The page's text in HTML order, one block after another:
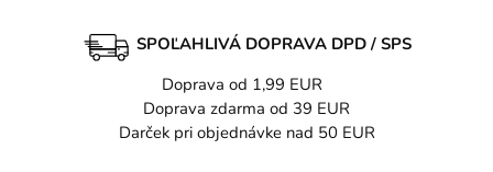
SPOĽAHLIVÁ DOPRAVA DPD / SPS
Doprava od 1,99 EUR
Doprava zdarma od 39 EUR
Darček pri objednávke nad 50 EUR